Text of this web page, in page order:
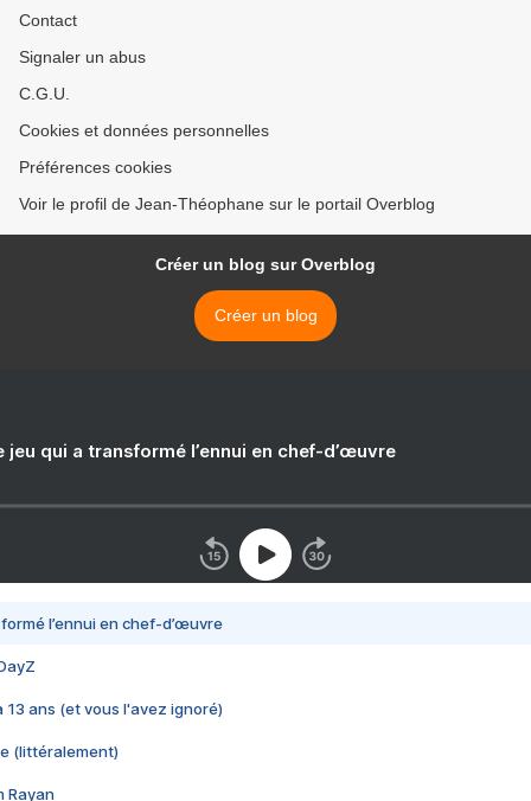
Contact
Signaler un abus
C.G.U.
Cookies et données personnelles
Préférences cookies
Voir le profil de Jean-Théophane sur le portail Overblog
Créer un blog sur Overblog
Créer un blog
jeu qui a transformé l’ennui en chef-d’œuvre
l’ennui en chef-d’œuvre
13 ans (et vous l'avez ignoré)
(littéralement)
Rayan